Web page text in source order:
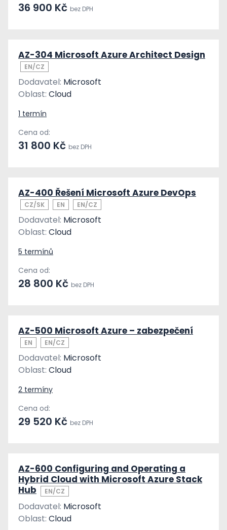
36 900 Kč bez DPH
AZ-304 Microsoft Azure Architect Design
EN/CZ
Dodavatel: Microsoft
Oblast: Cloud
1 termín
Cena od:
31 800 Kč bez DPH
AZ-400 Řešení Microsoft Azure DevOps
CZ/SK EN EN/CZ
Dodavatel: Microsoft
Oblast: Cloud
5 termínů
Cena od:
28 800 Kč bez DPH
AZ-500 Microsoft Azure – zabezpečení
EN EN/CZ
Dodavatel: Microsoft
Oblast: Cloud
2 termíny
Cena od:
29 520 Kč bez DPH
AZ-600 Configuring and Operating a
Hybrid Cloud with Microsoft Azure Stack
Hub
EN/CZ
Dodavatel: Microsoft
Oblast: Cloud